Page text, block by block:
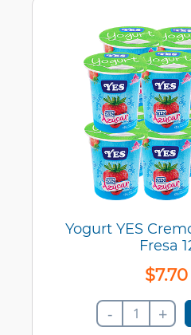
Yogurt YES
Fresa
$7.70
- +